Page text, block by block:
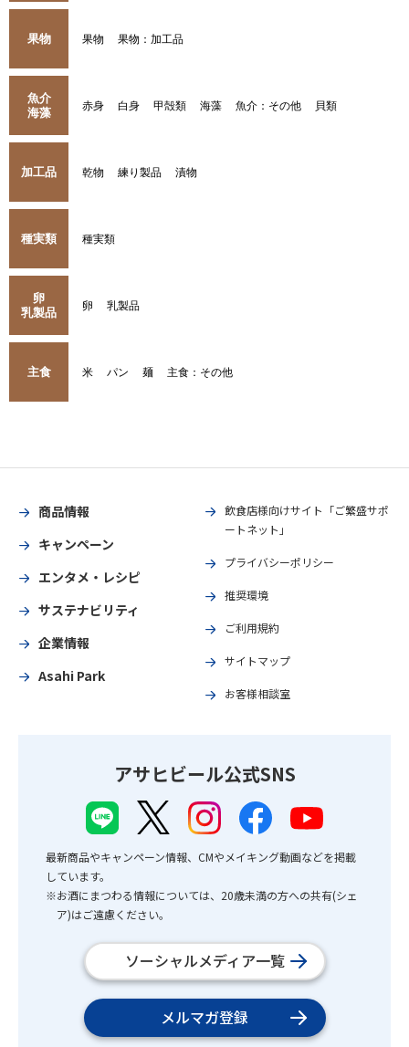
果物 果物 果物：加工品
魚介
海藻
赤身 白身 甲殻類 海藻 魚介：その他 貝類
加工品 乾物 練り製品 漬物
種実類 種実類
卵
乳製品
卵 乳製品
主食 米 パン 麺 主食：その他
商品情報
キャンペーン
エンタメ・レシピ
サステナビリティ
企業情報
Asahi Park
飲食店様向けサイト「ご繁盛サポ
ートネット」
プライバシーポリシー
推奨環境
ご利用規約
サイトマップ
お客様相談室
アサヒビール公式SNS
最新商品やキャンペーン情報、CMやメイキング動画などを掲載
しています。
※お酒にまつわる情報については、20歳未満の方への共有(シェ
ア)はご遠慮ください。
ソーシャルメディア一覧
メルマガ登録